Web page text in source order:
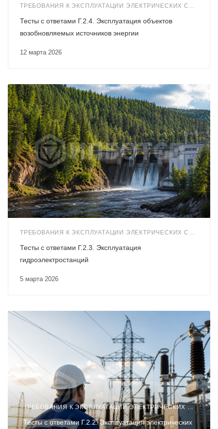
ТРЕБОВАНИЯ К ЭКСПЛУАТАЦИИ ЭЛЕКТРИЧЕСКИХ СТАНЦИЙ И СЕТЕЙ (Г.2)
12 марта 2026
Тесты с ответами Г.2.4. Эксплуатация объектов
возобновляемых источников энергии
ТРЕБОВАНИЯ К ЭКСПЛУАТАЦИИ ЭЛЕКТРИЧЕСКИХ СТАНЦИЙ И СЕТЕЙ (Г.2)
5 марта 2026
Тесты с ответами Г.2.3. Эксплуатация
гидроэлектростанций
ТРЕБОВАНИЯ К ЭКСПЛУАТАЦИИ ЭЛЕКТРИЧЕСКИХ СТАНЦИЙ И СЕТЕЙ (Г.2)
Тесты с ответами Г.2.2. Эксплуатация электрических